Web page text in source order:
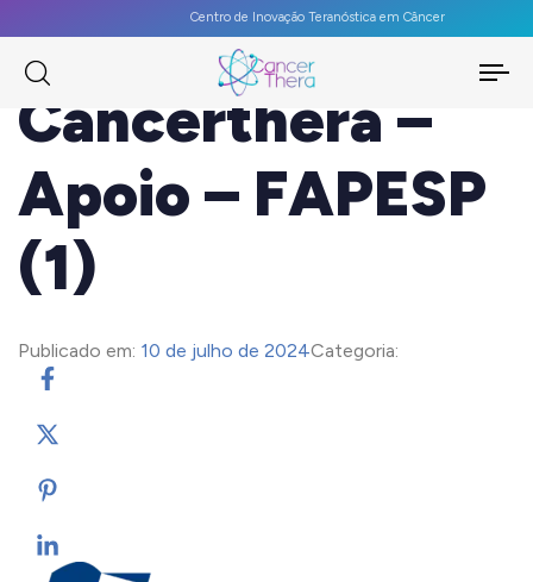
Centro de Inovação Teranóstica em Câncer
Cancerthera –
Apoio – FAPESP
(1)
Publicado em: 10 de julho de 2024Categoria: